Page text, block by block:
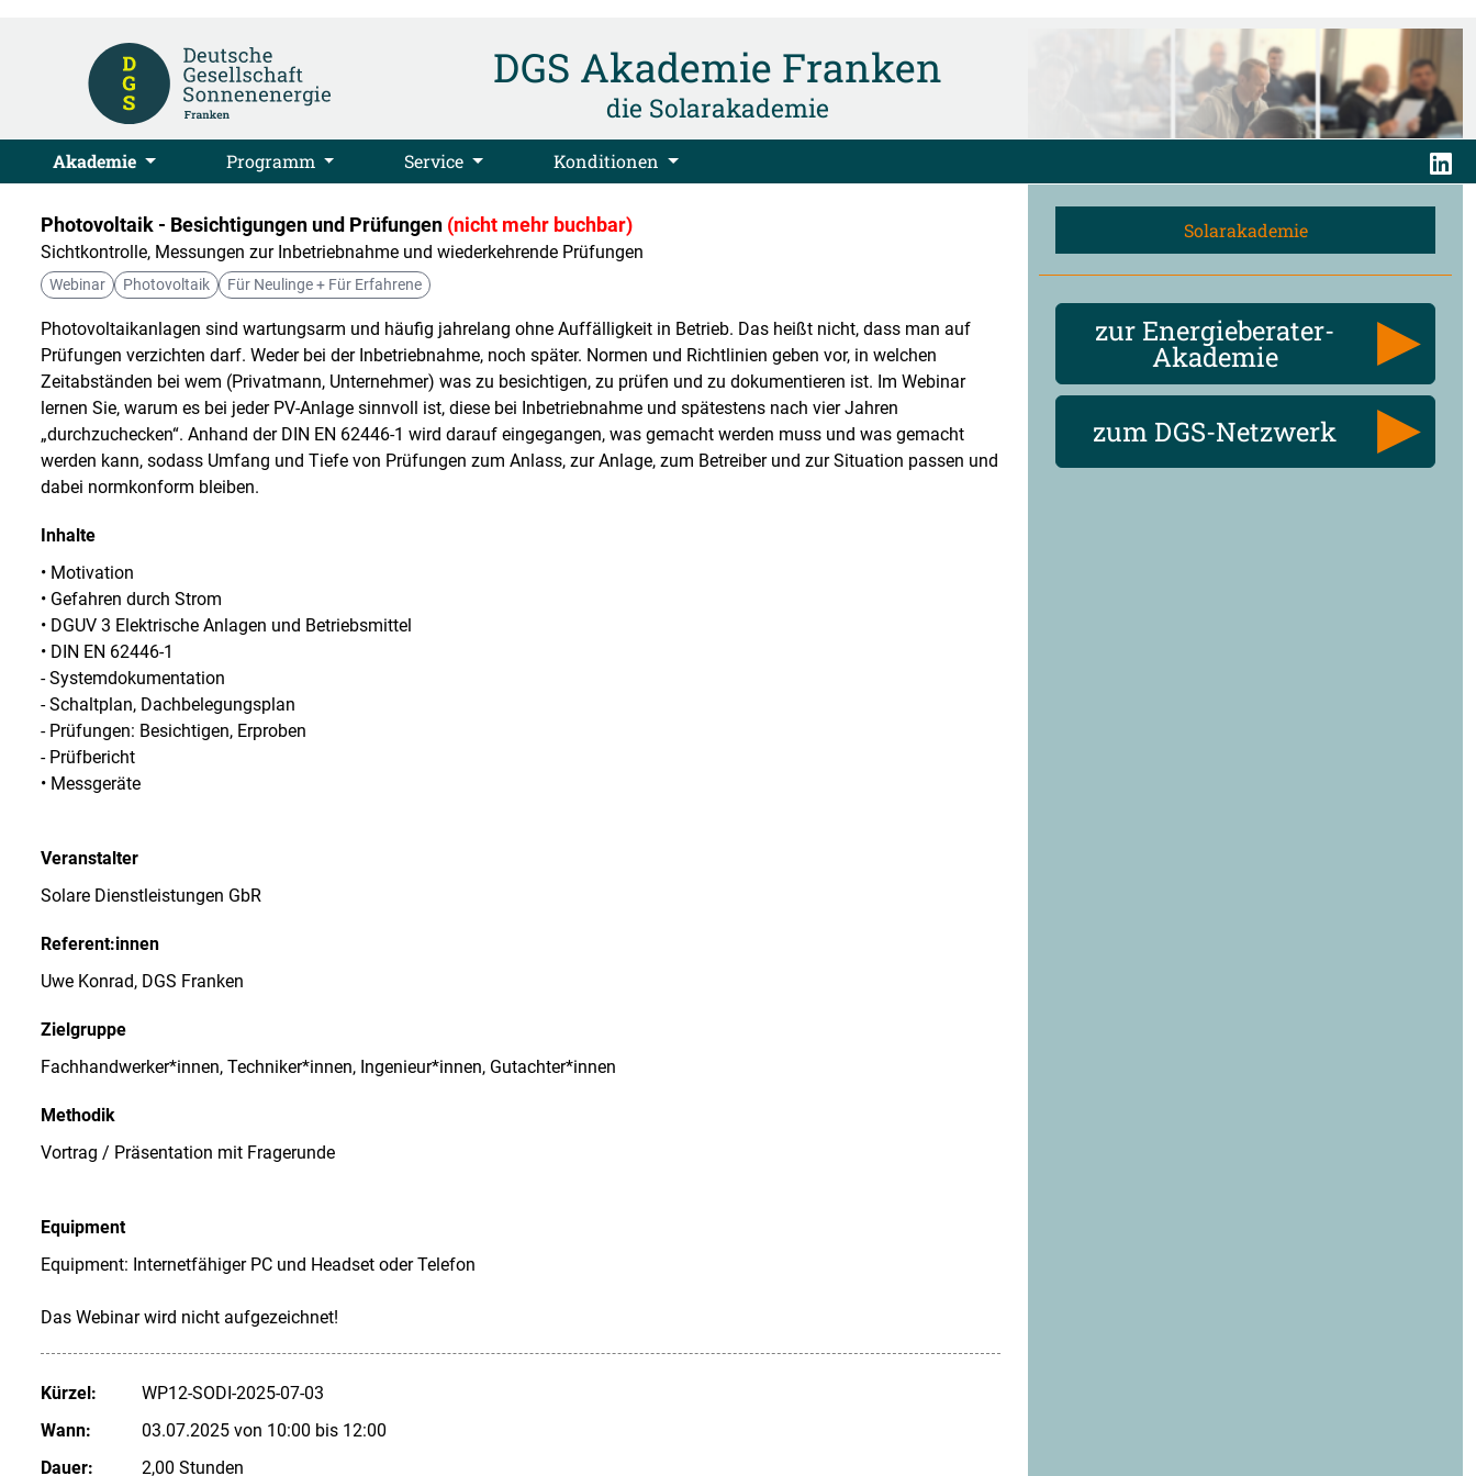
DGS Akademie Franken
die Solarakademie
Akademie Programm Service Konditionen
Photovoltaik - Besichtigungen und Prüfungen (nicht mehr buchbar)
Sichtkontrolle, Messungen zur Inbetriebnahme und wiederkehrende Prüfungen
Webinar Photovoltaik Für Neulinge + Für Erfahrene
Photovoltaikanlagen sind wartungsarm und häufig jahrelang ohne Auffälligkeit in Betrieb. Das heißt nicht, dass man auf
Prüfungen verzichten darf. Weder bei der Inbetriebnahme, noch später. Normen und Richtlinien geben vor, in welchen
Zeitabständen bei wem (Privatmann, Unternehmer) was zu besichtigen, zu prüfen und zu dokumentieren ist. Im Webinar
lernen Sie, warum es bei jeder PV-Anlage sinnvoll ist, diese bei Inbetriebnahme und spätestens nach vier Jahren
„durchzuchecken“. Anhand der DIN EN 62446-1 wird darauf eingegangen, was gemacht werden muss und was gemacht
werden kann, sodass Umfang und Tiefe von Prüfungen zum Anlass, zur Anlage, zum Betreiber und zur Situation passen und
dabei normkonform bleiben.
Inhalte
• Motivation
• Gefahren durch Strom
• DGUV 3 Elektrische Anlagen und Betriebsmittel
• DIN EN 62446-1
- Systemdokumentation
- Schaltplan, Dachbelegungsplan
- Prüfungen: Besichtigen, Erproben
- Prüfbericht
• Messgeräte
Veranstalter
Solare Dienstleistungen GbR
Referent:innen
Uwe Konrad, DGS Franken
Zielgruppe
Fachhandwerker*innen, Techniker*innen, Ingenieur*innen, Gutachter*innen
Methodik
Vortrag / Präsentation mit Fragerunde
Equipment
Equipment: Internetfähiger PC und Headset oder Telefon
Das Webinar wird nicht aufgezeichnet!
Kürzel:
WP12-SODI-2025-07-03
Wann:
03.07.2025 von 10:00 bis 12:00
Dauer:
2,00 Stunden
Solarakademie
zur Energieberater-
Akademie
zum DGS-Netzwerk